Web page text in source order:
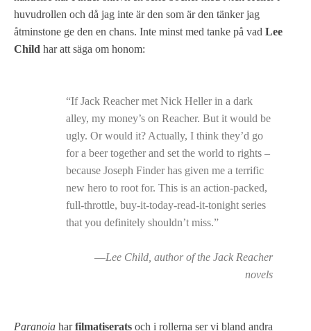
huvudrollen och då jag inte är den som är den tänker jag
åtminstone ge den en chans. Inte minst med tanke på vad Lee
Child har att säga om honom:
“If Jack Reacher met Nick Heller in a dark
alley, my money’s on Reacher. But it would be
ugly. Or would it? Actually, I think they’d go
for a beer together and set the world to rights –
because Joseph Finder has given me a terrific
new hero to root for. This is an action-packed,
full-throttle, buy-it-today-read-it-tonight series
that you definitely shouldn’t miss.”
—Lee Child, author of the Jack Reacher
novels
Paranoia harfilmatiserats och i rollerna ser vi bland andra